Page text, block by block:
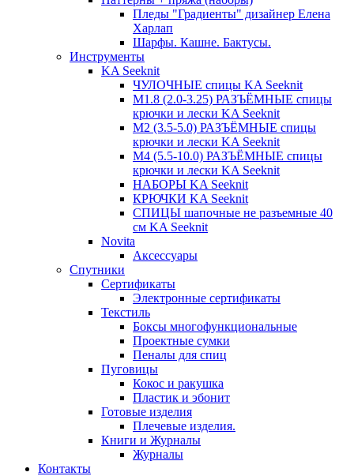
Пледы "Градиенты" дизайнер Елена
Харлап
Шарфы. Кашне. Бактусы.
Инструменты
KA Seeknit
ЧУЛОЧНЫЕ спицы KA Seeknit
М1.8 (2.0-3.25) РАЗЪЁМНЫЕ спицы
крючки и лески KA Seeknit
М2 (3.5-5.0) РАЗЪЁМНЫЕ спицы
крючки и лески KA Seeknit
М4 (5.5-10.0) РАЗЪЁМНЫЕ спицы
крючки и лески KA Seeknit
НАБОРЫ KA Seeknit
КРЮЧКИ KA Seeknit
СПИЦЫ шапочные не разъемные 40
см KA Seeknit
Novita
Аксессуары
Спутники
Сертификаты
Электронные сертификаты
Текстиль
Боксы многофункциональные
Проектные сумки
Пеналы для спиц
Пуговицы
Кокос и ракушка
Пластик и эбонит
Готовые изделия
Плечевые изделия.
Книги и Журналы
Журналы
Контакты